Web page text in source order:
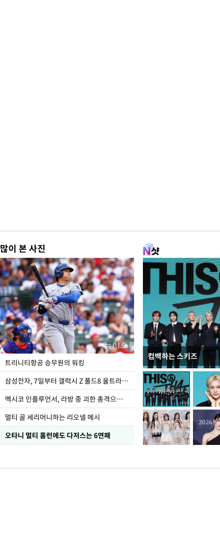
많이 본 사진
트리니티항공 승무원의 워킹
삼성전자, 7일부터 갤럭시 Z 폴드8 울트라·폴드8·플립8 출시
멕시코 인플루언서, 라방 중 괴한 총격으로 사망
멀티 골 세리머니하는 리오넬 메시
오타니 멀티 홈런에도 다저스는 6연패
컴백하는 스키즈
입추 하루 앞둔 전남
폭염